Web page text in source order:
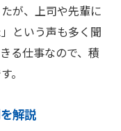
が、上司や先輩に
という声も多く聞
る仕事なので、積
。
解説